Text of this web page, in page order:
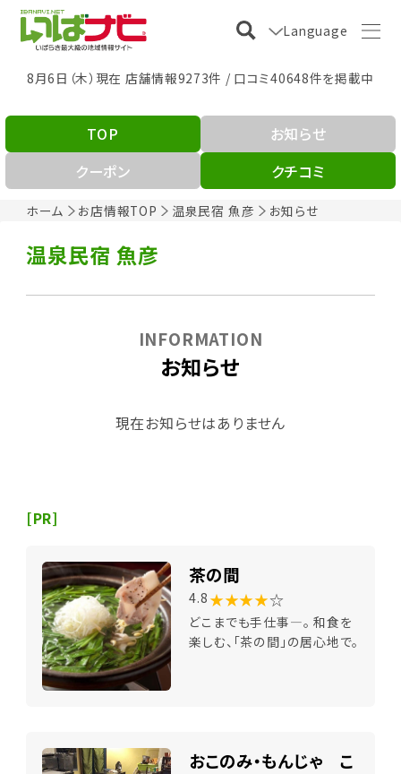
Language
8月6日（木）現在 店舗情報9273件 / 口コミ40648件を掲載中
ホーム お店情報TOP 温泉民宿 魚彦 お知らせ
TOP
お知らせ
クーポン
クチコミ
温泉民宿 魚彦
お知らせ
INFORMATION
現在お知らせはありません
[PR]
茶の間
4.8 ★★★★☆
どこまでも手仕事―。 和食を
楽しむ、「茶の間」の居心地で。
おこのみ・もんじゃ こ